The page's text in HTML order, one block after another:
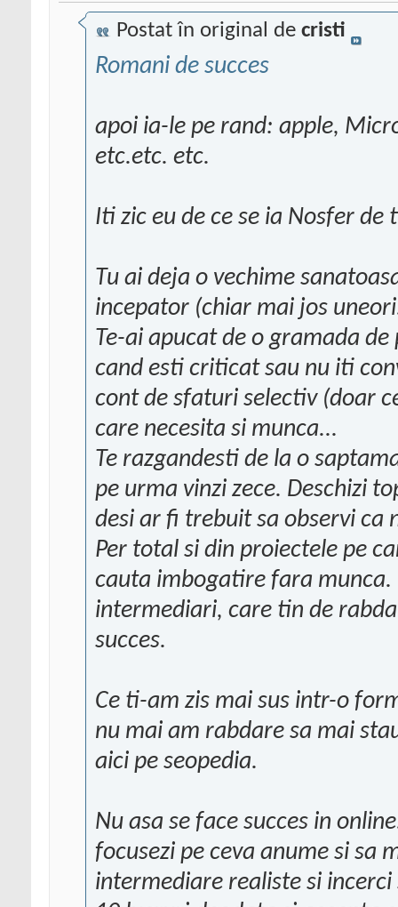
Postat în original de cristi
Romani de succes
apoi ia-le pe rand: apple,
etc.etc. etc.
Iti zic eu de ce se ia Nosfer de
Tu ai deja o vechime
incepator (chiar mai jos
Te-ai apucat de o gramada
cand esti criticat sau nu iti
cont de sfaturi selectiv (doar
care necesita si munca...
Te razgandesti de la o
pe urma vinzi zece. Deschizi
desi ar fi trebuit sa observi ca
Per total si din proiectele pe
cauta imbogatire fara munca.
intermediari, care tin de
succes.
Ce ti-am zis mai sus intr-o
nu mai am rabdare sa mai
aici pe seopedia.
Nu asa se face succes in
focusezi pe ceva anume si sa
intermediare realiste si